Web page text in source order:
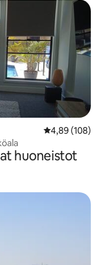
4,89 (108)
huoneistot